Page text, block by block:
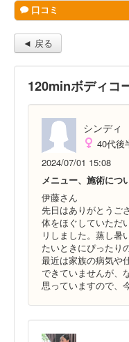
口コミ
◄ 戻る
120minボディコ
シンディ
40代後
2024/07/01 15:08
メニュー、施術につ
伊藤さん
先日はありがとうご
体をほぐしていただ
リしました。蒸し暑
たいときにぴったり
最近は家族の病気や
できていませんが、
思っていますので、